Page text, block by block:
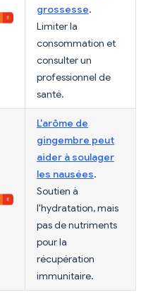
grossesse.
Limiter la
consommation et
consulter un
professionnel de
santé.
L'arôme de
gingembre peut
aider à soulager
les nausées.
Soutien à
l'hydratation, mais
pas de nutriments
pour la
récupération
immunitaire.